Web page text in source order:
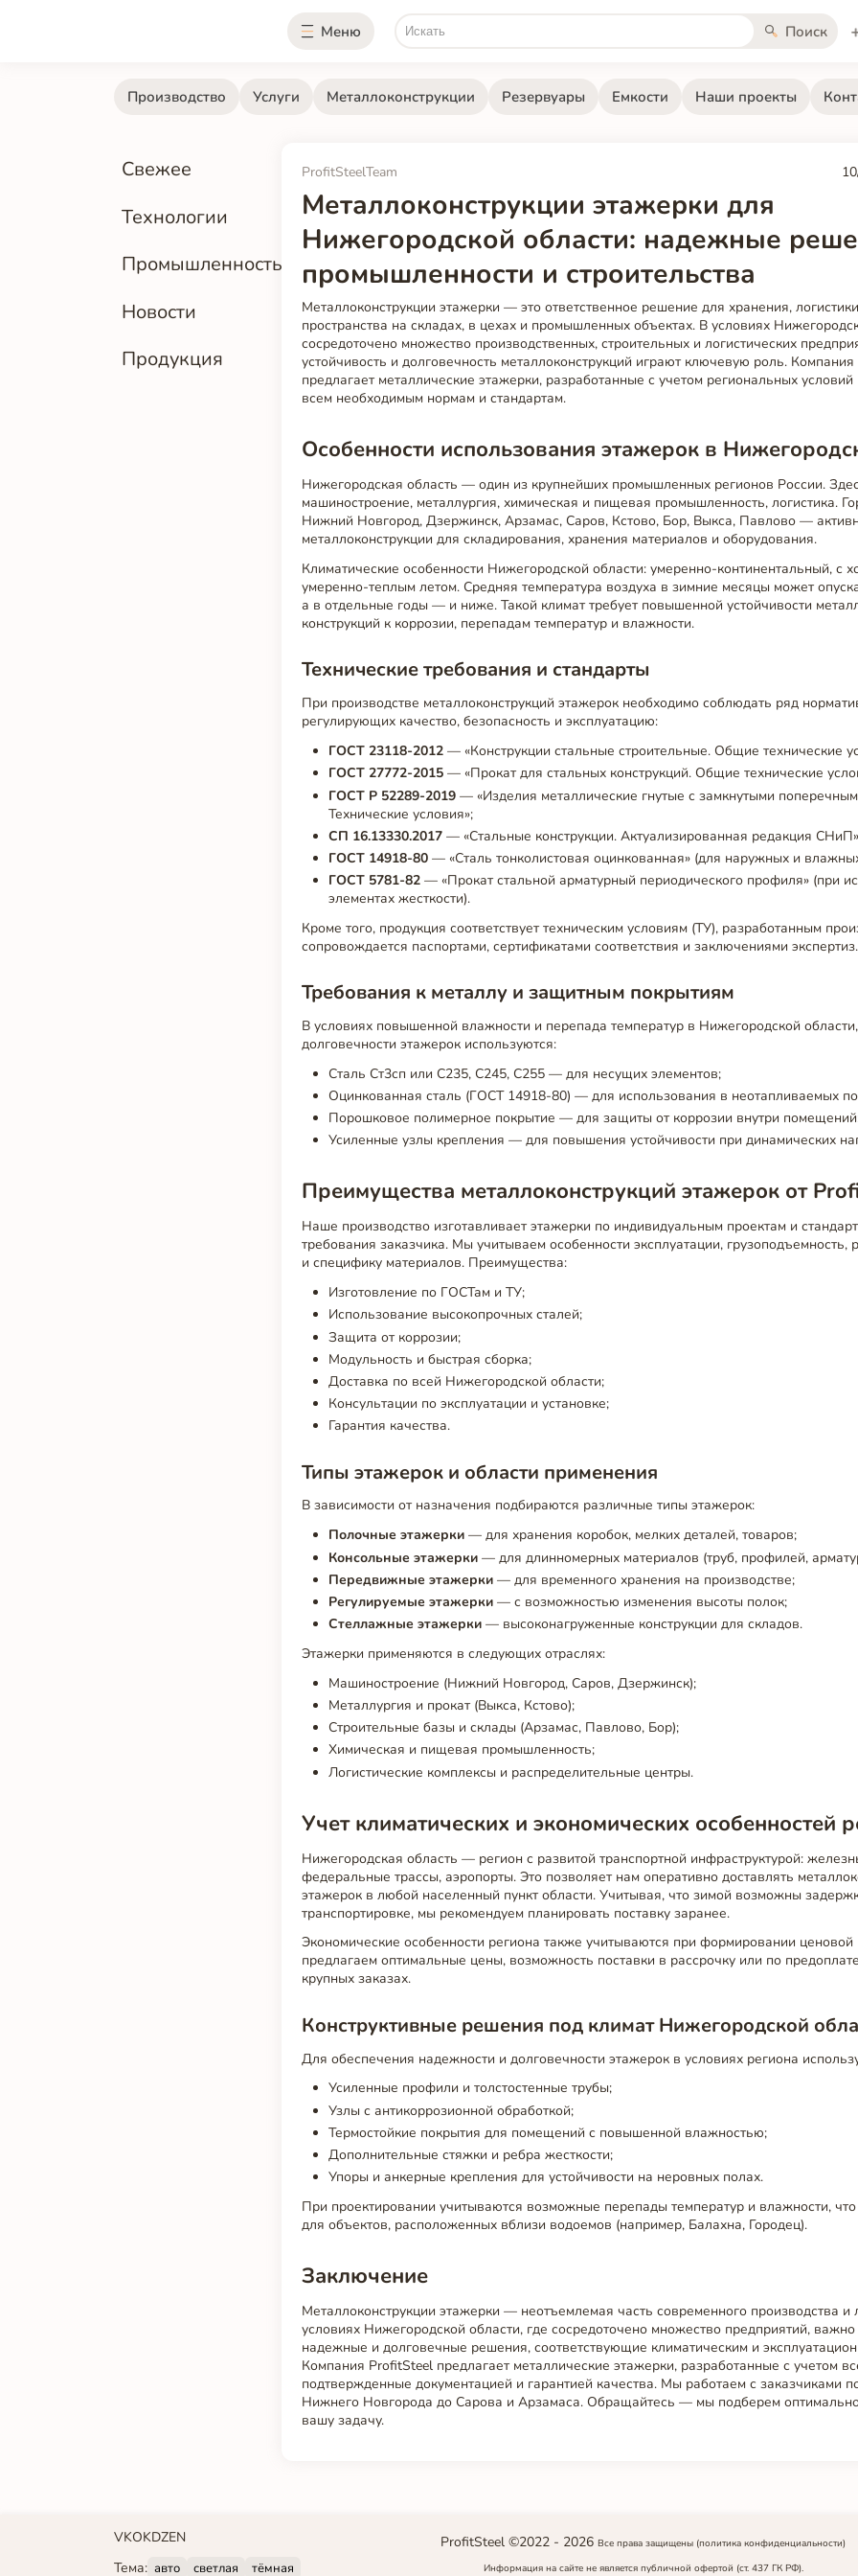
Меню Поиск
Производство Услуги Металлоконструкции Резервуары Емкости Наши проекты
Свежее
Технологии
Промышленность
Новости
Продукция
ProfitSteelTeam
Металлоконструкции этажерки для
Нижегородской области: надежные
промышленности и строительства
Металлоконструкции этажерки — это ответственное решение для хранения,
пространства на складах, в цехах и промышленных объектах. В условиях
сосредоточено множество производственных, строительных и логистических
устойчивость и долговечность металлоконструкций играют ключевую роль.
предлагает металлические этажерки, разработанные с учетом региональных
всем необходимым нормам и стандартам.
Особенности использования этажерок в
Нижегородская область — один из крупнейших промышленных регионов России.
машиностроение, металлургия, химическая и пищевая промышленность, логистика.
Нижний Новгород, Дзержинск, Арзамас, Саров, Кстово, Бор, Выкса, Павлово —
металлоконструкции для складирования, хранения материалов и оборудования.
Климатические особенности Нижегородской области: умеренно-континентальный, с
умеренно-теплым летом. Средняя температура воздуха в зимние месяцы может
а в отдельные годы — и ниже. Такой климат требует повышенной устойчивости
конструкций к коррозии, перепадам температур и влажности.
Технические требования и стандарты
При производстве металлоконструкций этажерок необходимо соблюдать ряд
регулирующих качество, безопасность и эксплуатацию:
ГОСТ 23118-2012 — «Конструкции стальные строительные. Общие технические
ГОСТ 27772-2015 — «Прокат для стальных конструкций. Общие технические
ГОСТ Р 52289-2019 — «Изделия металлические гнутые с замкнутыми
Технические условия»;
СП 16.13330.2017 — «Стальные конструкции. Актуализированная редакция
ГОСТ 14918-80 — «Сталь тонколистовая оцинкованная» (для наружных и
ГОСТ 5781-82 — «Прокат стальной арматурный периодического профиля» (при
элементах жесткости).
Кроме того, продукция соответствует техническим условиям (ТУ), разработанным
сопровождается паспортами, сертификатами соответствия и заключениями экспертиз.
Требования к металлу и защитным покрытиям
В условиях повышенной влажности и перепада температур в Нижегородской
долговечности этажерок используются:
Сталь Ст3сп или С235, С245, С255 — для несущих элементов;
Оцинкованная сталь (ГОСТ 14918-80) — для использования в неотапливаемых
Порошковое полимерное покрытие — для защиты от коррозии внутри
Усиленные узлы крепления — для повышения устойчивости при динамических
Преимущества металлоконструкций этажерок от
Наше производство изготавливает этажерки по индивидуальным проектам и
требования заказчика. Мы учитываем особенности эксплуатации,
и специфику материалов. Преимущества:
Изготовление по ГОСТам и ТУ;
Использование высокопрочных сталей;
Защита от коррозии;
Модульность и быстрая сборка;
Доставка по всей Нижегородской области;
Консультации по эксплуатации и установке;
Гарантия качества.
Типы этажерок и области применения
В зависимости от назначения подбираются различные типы этажерок:
Полочные этажерки — для хранения коробок, мелких деталей, товаров;
Консольные этажерки — для длинномерных материалов (труб, профилей,
Передвижные этажерки — для временного хранения на производстве;
Регулируемые этажерки — с возможностью изменения высоты полок;
Стеллажные этажерки — высоконагруженные конструкции для складов.
Этажерки применяются в следующих отраслях:
Машиностроение (Нижний Новгород, Саров, Дзержинск);
Металлургия и прокат (Выкса, Кстово);
Строительные базы и склады (Арзамас, Павлово, Бор);
Химическая и пищевая промышленность;
Логистические комплексы и распределительные центры.
Учет климатических и экономических особенностей
Нижегородская область — регион с развитой транспортной инфраструктурой:
федеральные трассы, аэропорты. Это позволяет нам оперативно доставлять
этажерок в любой населенный пункт области. Учитывая, что зимой возможны
транспортировке, мы рекомендуем планировать поставку заранее.
Экономические особенности региона также учитываются при формировании ценовой
предлагаем оптимальные цены, возможность поставки в рассрочку или по
крупных заказах.
Конструктивные решения под климат Нижегородской
Для обеспечения надежности и долговечности этажерок в условиях региона
Усиленные профили и толстостенные трубы;
Узлы с антикоррозионной обработкой;
Термостойкие покрытия для помещений с повышенной влажностью;
Дополнительные стяжки и ребра жесткости;
Упоры и анкерные крепления для устойчивости на неровных полах.
При проектировании учитываются возможные перепады температур и влажности,
для объектов, расположенных вблизи водоемов (например, Балахна, Городец).
Заключение
Металлоконструкции этажерки — неотъемлемая часть современного производства и
условиях Нижегородской области, где сосредоточено множество предприятий,
надежные и долговечные решения, соответствующие климатическим и
Компания ProfitSteel предлагает металлические этажерки, разработанные с учетом
подтвержденные документацией и гарантией качества. Мы работаем с заказчиками
Нижнего Новгорода до Сарова и Арзамаса. Обращайтесь — мы подберем
вашу задачу.
VKOKDZEN
Тема: авто светлая тёмная
ProfitSteel ©2022 - 2026 Все права защищены (политика конфиденциальности)
Информация на сайте не является публичной офертой (ст. 437 ГК РФ).